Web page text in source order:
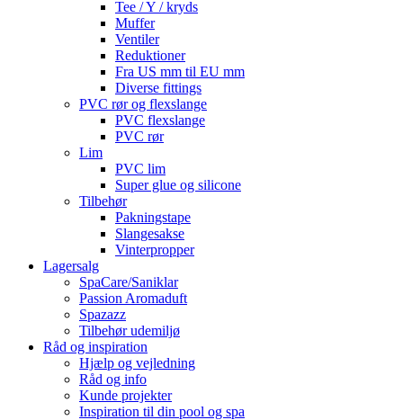
Tee / Y / kryds
Muffer
Ventiler
Reduktioner
Fra US mm til EU mm
Diverse fittings
PVC rør og flexslange
PVC flexslange
PVC rør
Lim
PVC lim
Super glue og silicone
Tilbehør
Pakningstape
Slangesakse
Vinterpropper
Lagersalg
SpaCare/Saniklar
Passion Aromaduft
Spazazz
Tilbehør udemiljø
Råd og inspiration
Hjælp og vejledning
Råd og info
Kunde projekter
Inspiration til din pool og spa